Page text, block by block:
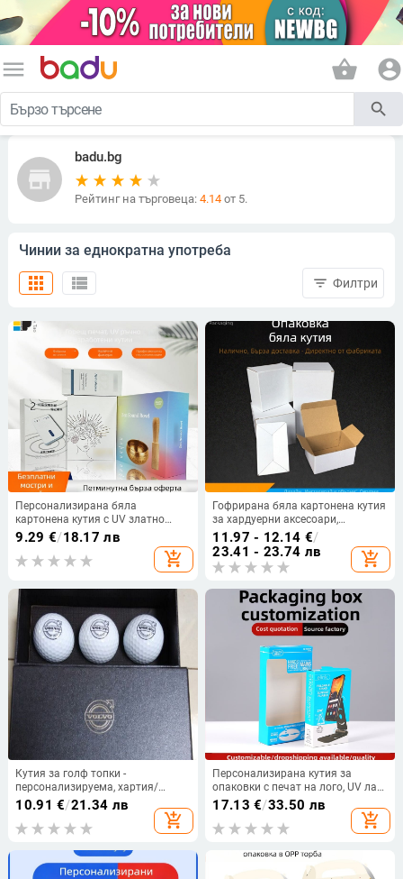
menu shopping_basket account_circle
search
store
badu.bg
Рейтинг на търговеца: 4.14от 5.
Чинии за еднократна употреба
view_list
apps filter_list Филтри
Персонализирана бяла
картонена кутия с UV златно
фолио за дигитални продукти,
печатна цветна кутия, опаковка
за козметика
9.29 €/18.17 лв
add_shopping_cart
Гофрирана бяла картонена кутия
за хардуерни аксесоари,
сгъваема кутия, вътрешен
размер 4–7 см
11.97 - 12.14 €/
23.41 - 23.74 лв
add_shopping_cart
Кутия за голф топки -
персонализируема, хартия/
картон 230 GSM, фиксиран
поднос, офсетен печат и
бронзиране със сребро
10.91 €/21.34 лв
add_shopping_cart
Персонализирана кутия за
опаковки с печат на лого, UV лак,
картон/крафт хартия
17.13 €/33.50 лв
add_shopping_cart